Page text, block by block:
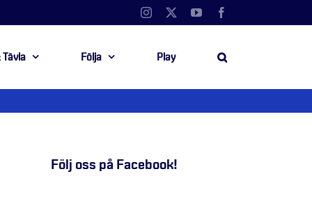
Instagram YouTube
Tävla Följa Play
Följ oss på Facebook!